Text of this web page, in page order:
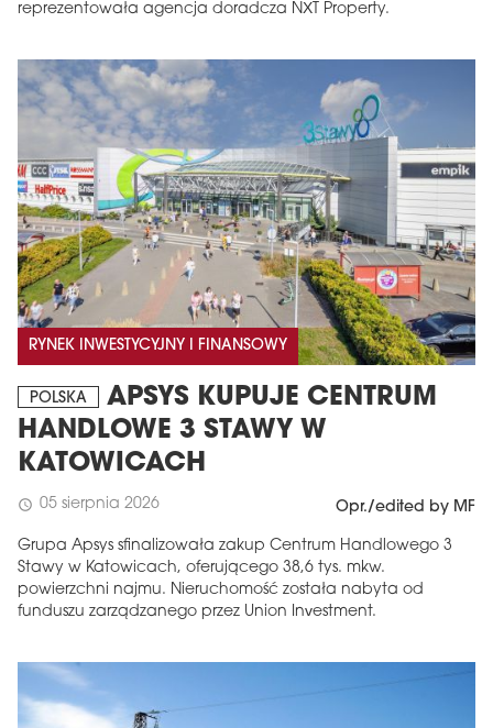
reprezentowała agencja doradcza NXT Property.
RYNEK INWESTYCYJNY I FINANSOWY
POLSKA
APSYS KUPUJE CENTRUM
HANDLOWE 3 STAWY W
KATOWICACH
schedule 05 sierpnia 2026 Opr./edited by MF
Grupa Apsys sfinalizowała zakup Centrum Handlowego 3
Stawy w Katowicach, oferującego 38,6 tys. mkw.
powierzchni najmu. Nieruchomość została nabyta od
funduszu zarządzanego przez Union Investment.